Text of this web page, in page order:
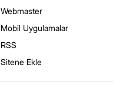
Webmaster
Mobil Uygulamalar
RSS
Sitene Ekle